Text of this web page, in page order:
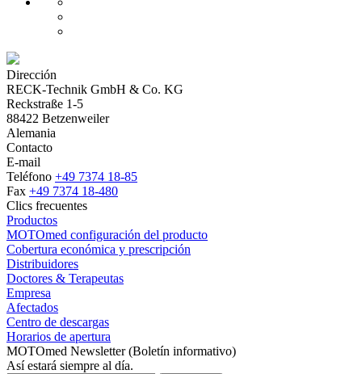
Dirección
RECK-Technik GmbH & Co. KG
Reckstraße 1-5
88422 Betzenweiler
Alemania
Contacto
E-mail
Teléfono +49 7374 18-85
Fax +49 7374 18-480
Clics frecuentes
Productos
MOTOmed configuración del producto
Cobertura económica y prescripción
Distribuidores
Doctores & Terapeutas
Empresa
Afectados
Centro de descargas
Horarios de apertura
MOTOmed Newsletter (Boletín informativo)
Así estará siempre al día.